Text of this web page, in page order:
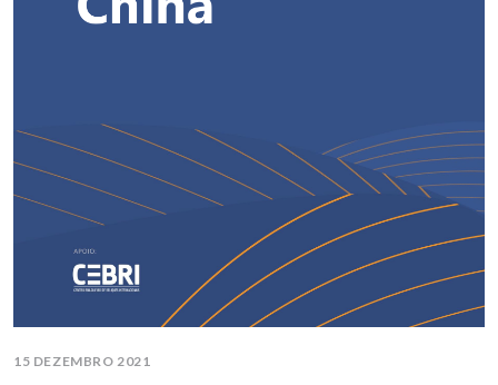
15 DEZEMBRO 2021